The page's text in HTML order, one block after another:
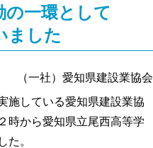
の一環として
ました
（一社）愛知県建設業協会
施している愛知県建設業協
時から愛知県立尾西高等学
た。